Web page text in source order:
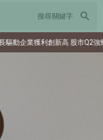
search
利創新高 股市Q2強勁反彈